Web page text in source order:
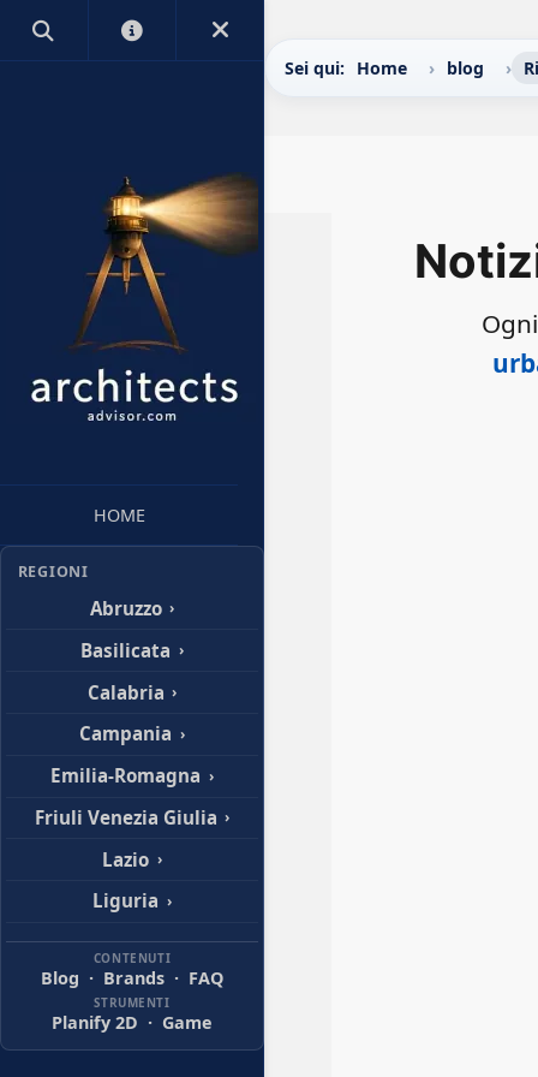
HOME
REGIONI
Abruzzo ›
Basilicata ›
Calabria ›
Campania ›
Emilia-Romagna ›
Friuli Venezia Giulia ›
Lazio ›
Liguria ›
Lombardia ›
Marche
Molise ›
CONTENUTI
Blog · Brands · FAQ
STRUMENTI
Planify 2D · Game
Sei qui: Home blog